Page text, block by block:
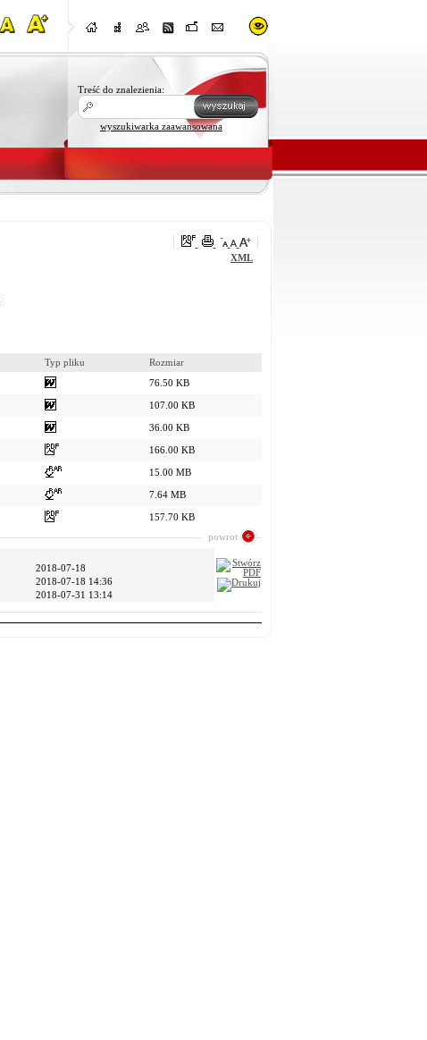
Treść do znalezienia:
wyszukiwarka zaawansowana
XML
Typ pliku Rozmiar
76.50 KB
107.00 KB
36.00 KB
166.00 KB
15.00 MB
7.64 MB
157.70 KB
powrot
2018-07-18
2018-07-18 14:36
2018-07-31 13:14